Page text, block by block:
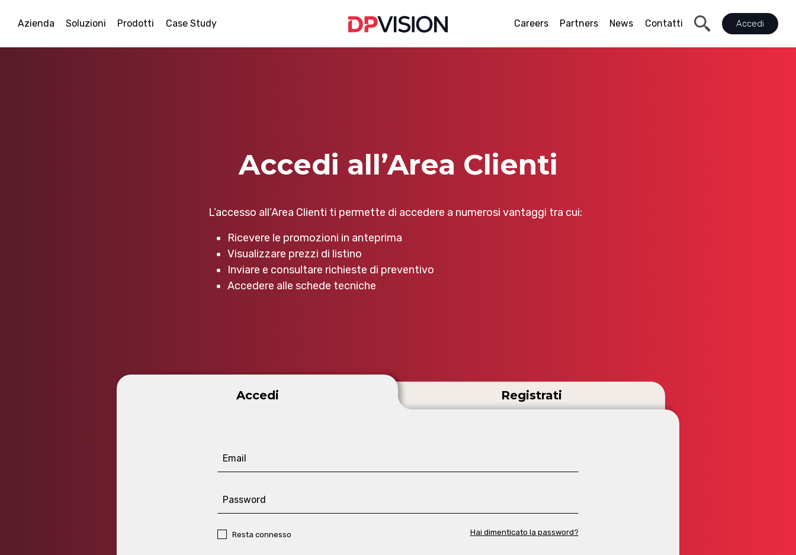
Azienda Soluzioni Prodotti Case Study Careers Partners News Contatti Accedi
Accedi all’Area Clienti
L’accesso all’Area Clienti ti permette di accedere a numerosi vantaggi tra cui:
Ricevere le promozioni in anteprima
Visualizzare prezzi di listino
Inviare e consultare richieste di preventivo
Accedere alle schede tecniche
Accedi Registrati
Resta connesso Hai dimenticato la password?